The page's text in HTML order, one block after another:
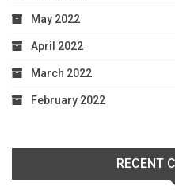
May 2022
April 2022
March 2022
February 2022
RECENT